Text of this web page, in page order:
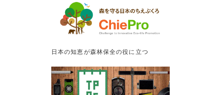
日本の知恵が森林保全の役に立つ